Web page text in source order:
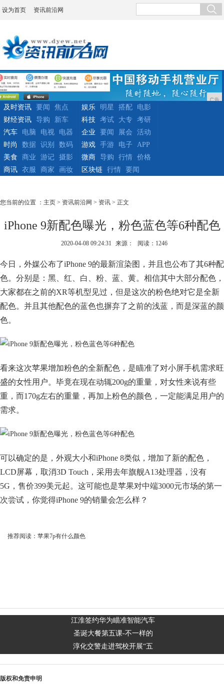
设为首页 资讯前沿网
广告
及时资讯 要闻
焦点
财经资讯
导购 新车
娱乐 明星 搭配
电影
科技
考试 大专
考研
汽车
电脑 电视
电器
时尚
数据 识别 数码
企业 要闻 展会
活动
游戏
手游 电子
APP
美食
商业 游记
摄影
商讯
衣服 商家 画妆
微商 导购 行情
价格
区块链
行情 要闻
您当前的位置 ： 主页 > 资讯前沿网 > 资讯 > 正文
iPhone 9新配色曝光，粉色蓝色等6种配色
2020-04-08 09:24:31 来源： 阅读：1246
今日，外媒公布了iPhone 9的最新渲染图，并且也公布了其6种配
色。分别是：黑、红、白、粉、蓝、黄。相信其中大部分配色，
大家都在之前的XR等机型见过，但是这次的粉色绝对它是全新
配色。并且其他配色的蓝色也摒弃了之前的浅蓝，而是深蓝的颜
色。
看来这次苹果增加粉色的全新配色，是瞄准了对小屏手机需求旺
盛的女性用户。毕竟在现在动辄200g的重量，对女性来说有些
重，而170g左右的重量，再加上粉色的颜色，一定能满足用户的
需求。
可以确定的是，外观大小和iPhone 8类似，增加了新的配色，
LCD屏幕，取消3D Touch，采用去年旗舰A13处理器，没有
5G，售价399美元起。这可能也是苹果对中端3000元市场的第一
次尝试，你觉得iPhone 9的销量会怎么样？
推荐阅读： 苹果7p有什么颜色
江淮签约华为瞄准智能汽车
圣诞大餐第五课-不一样的
淳化交警走进驾校开展“五
版权和免责申明